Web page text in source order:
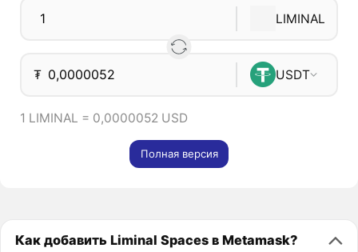
LIMINAL
₮ USDT
1 LIMINAL = 0,0000052 USD
Полная версия
Как добавить Liminal Spaces в Metamask?